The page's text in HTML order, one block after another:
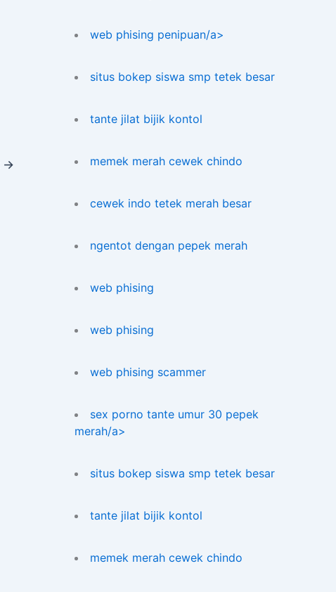
→
web phising penipuan/a>
situs bokep siswa smp tetek besar
tante jilat bijik kontol
memek merah cewek chindo
cewek indo tetek merah besar
ngentot dengan pepek merah
web phising
web phising
web phising scammer
sex porno tante umur 30 pepek
merah/a>
situs bokep siswa smp tetek besar
tante jilat bijik kontol
memek merah cewek chindo